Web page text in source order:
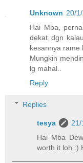
Unknown 20/
Hai Mba,
dekat dgn
kesannya rame
Mungkin
lg mahal..
Reply
Replies
tesya
Hai Mba
worth it loh :)